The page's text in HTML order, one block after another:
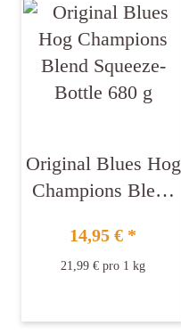
Original Blues Hog
Champions Blend
g
14,95 € *
21,99 € pro 1 kg